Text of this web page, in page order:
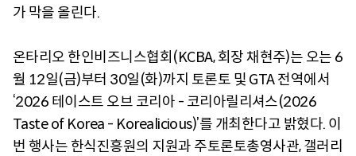
가 막을 올린다.
온타리오 한인비즈니스협회(KCBA, 회장 채현주)는 오는 6
월 12일(금)부터 30일(화)까지 토론토 및 GTA 전역에서
‘2026 테이스트 오브 코리아 - 코리아릴리셔스(2026
Taste of Korea - Korealicious)’를 개최한다고 밝혔다. 이
번 행사는 한식진흥원의 지원과 주토론토총영사관, 갤러리